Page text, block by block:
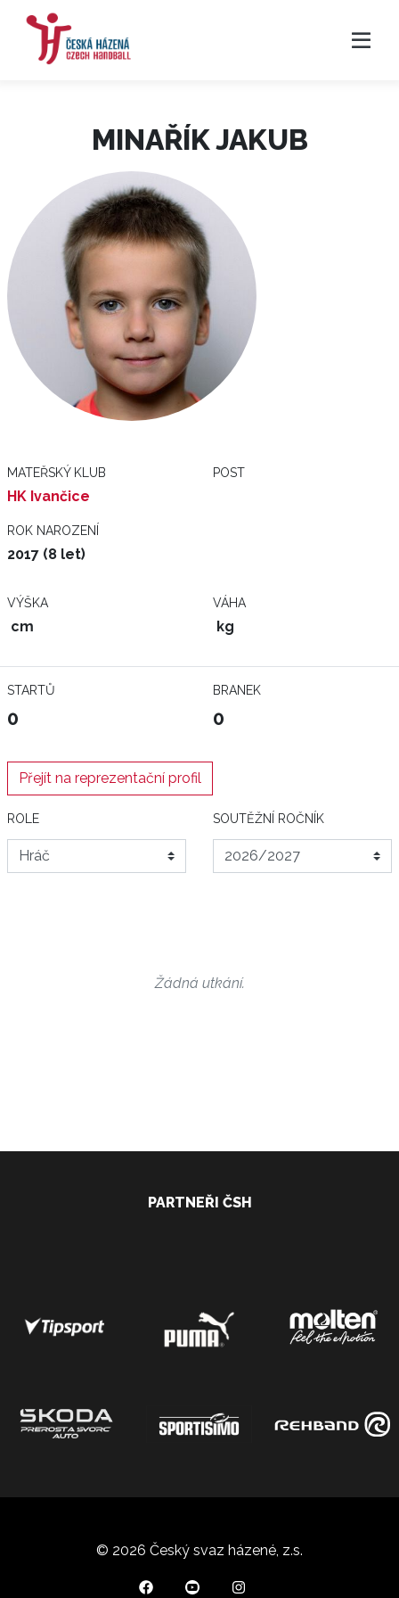
MINAŘÍK JAKUB
MATEŘSKÝ KLUB
HK Ivančice
POST
ROK NAROZENÍ
2017 (8 let)
VÝŠKA
cm
VÁHA
kg
STARTŮ
0
BRANEK
0
Přejít na reprezentační profil
ROLE SOUTĚŽNÍ ROČNÍK
Žádná utkání.
PARTNEŘI ČSH
© 2026 Český svaz házené, z.s.